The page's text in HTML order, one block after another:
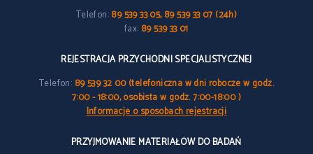
Telefon:89 539 33 05, 89 539 33 07 (24h)
fax: 89 539 33 01
REJESTRACJA PRZYCHODNI SPECJALISTYCZNEJ
Telefon: 89 539 32 00 (telefoniczna w dni robocze w godz.
7:00 - 18:00, osobista w godz. 7:00-18:00 )
Informacje o sposobach rejestracji
PRZYJMOWANIE MATERIAŁÓW DO BADAŃ